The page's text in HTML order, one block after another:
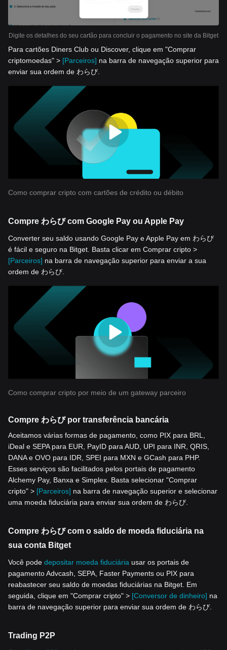
Digite os detalhes do seu cartão para concluir o pagamento no site da Bitget
Para cartões Diners Club ou Discover, clique em "Comprar
criptomoedas" > [Parceiros] na barra de navegação superior para
enviar sua ordem de わらび.
Como comprar cripto com cartões de crédito ou débito
Compre わらび com Google Pay ou Apple Pay
Converter seu saldo usando Google Pay e Apple Pay em わらび
é fácil e seguro na Bitget. Basta clicar em Comprar cripto >
[Parceiros] na barra de navegação superior para enviar a sua
ordem de わらび.
Como comprar cripto por meio de um gateway parceiro
Compre わらび por transferência bancária
Aceitamos várias formas de pagamento, como PIX para BRL,
iDeal e SEPA para EUR, PayID para AUD, UPI para INR, QRIS,
DANA e OVO para IDR, SPEI para MXN e GCash para PHP.
Esses serviços são facilitados pelos portais de pagamento
Alchemy Pay, Banxa e Simplex. Basta selecionar "Comprar
cripto" > [Parceiros] na barra de navegação superior e selecionar
uma moeda fiduciária para enviar sua ordem de わらび.
Compre わらび com o saldo de moeda fiduciária na
sua conta Bitget
Você pode depositar moeda fiduciária usar os portais de
pagamento Advcash, SEPA, Faster Payments ou PIX para
reabastecer seu saldo de moedas fiduciárias na Bitget. Em
seguida, clique em "Comprar cripto" > [Conversor de dinheiro] na
barra de navegação superior para enviar sua ordem de わらび.
Trading P2P